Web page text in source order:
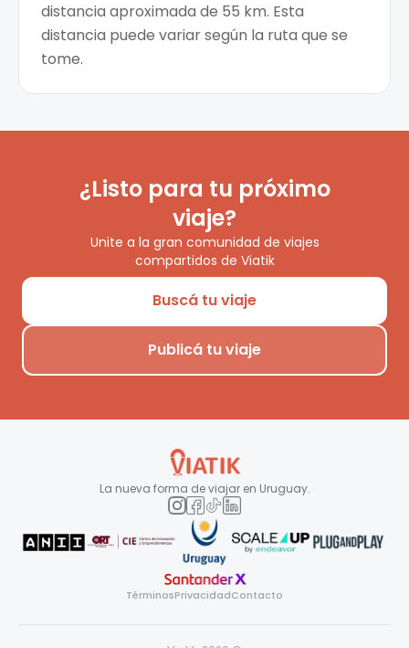
distancia aproximada de 55 km. Esta
distancia puede variar según la ruta que se
tome.
¿Listo para tu próximo
viaje?
Unite a la gran comunidad de viajes
compartidos de Viatik
Buscá tu viaje
Publicá tu viaje
La nueva forma de viajar en Uruguay.
TérminosPrivacidadContacto